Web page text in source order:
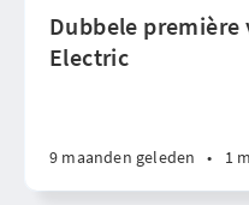
Dubbele première
Electric
9 maanden geleden • 1